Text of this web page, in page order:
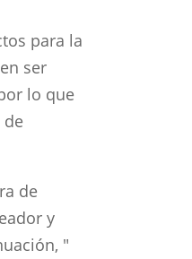
para la
ser
lo que
de
de
y
"